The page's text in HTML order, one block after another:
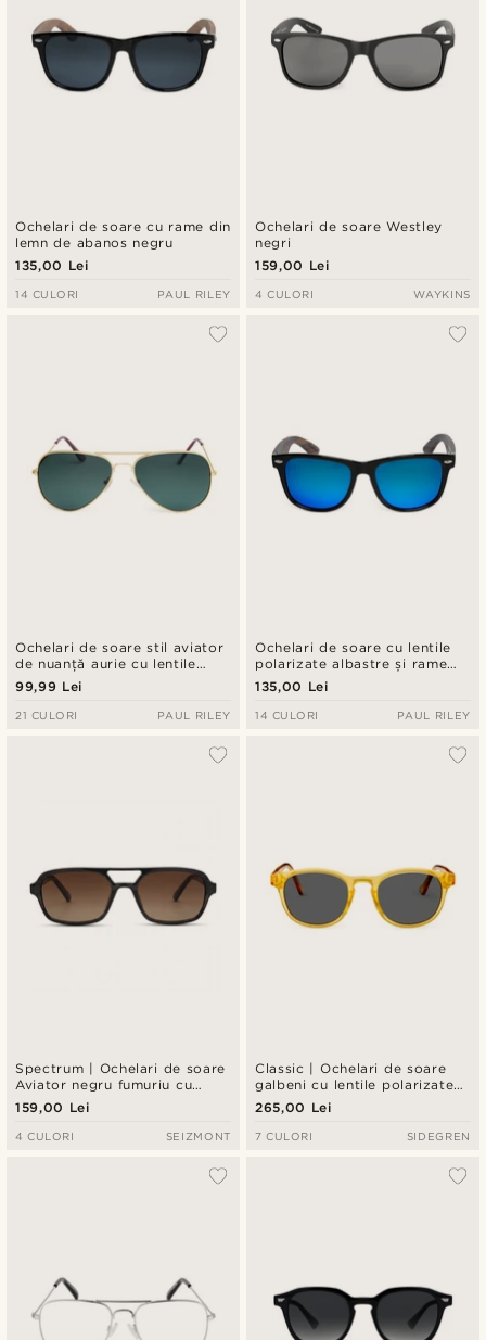
Ochelari de soare cu rame din
lemn de abanos negru
135,00 Lei
14 CULORI PAUL RILEY
Ochelari de soare Westley
negri
159,00 Lei
4 CULORI WAYKINS
Ochelari de soare stil aviator
de nuanță aurie cu lentile
polarizate verde închis
99,99 Lei
21 CULORI PAUL RILEY
Ochelari de soare cu lentile
polarizate albastre și rame
negre cu lemn de abanos
135,00 Lei
14 CULORI PAUL RILEY
Spectrum | Ochelari de soare
Aviator negru fumuriu cu
lentile maro
159,00 Lei
4 CULORI SEIZMONT
Classic | Ochelari de soare
galbeni cu lentile polarizate
fumurii
265,00 Lei
7 CULORI SIDEGREN